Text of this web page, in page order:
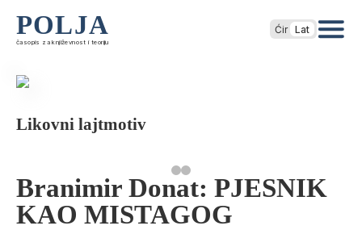
POLJA
časopis za književnost i teoriju
Ćir Lat
Likovni lajtmotiv
Branimir Donat: PJESNIK
KAO MISTAGOG